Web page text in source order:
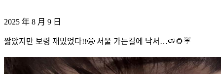
2025 年 8 月 9 日
짧았지만 보령 재밌었다!!🤩 서울 가는길에 낙서…🍉🌻☔️